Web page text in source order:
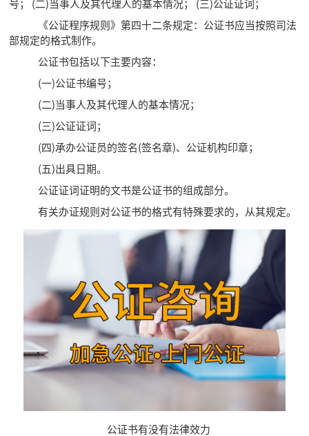
号； (二)当事人及其代理人的基本情况； (三)公证证词；
《公证程序规则》第四十二条规定：公证书应当按照司法
部规定的格式制作。
公证书包括以下主要内容：
(一)公证书编号；
(二)当事人及其代理人的基本情况；
(三)公证证词；
(四)承办公证员的签名(签名章)、公证机构印章；
(五)出具日期。
公证证词证明的文书是公证书的组成部分。
有关办证规则对公证书的格式有特殊要求的，从其规定。
公证书有没有法律效力